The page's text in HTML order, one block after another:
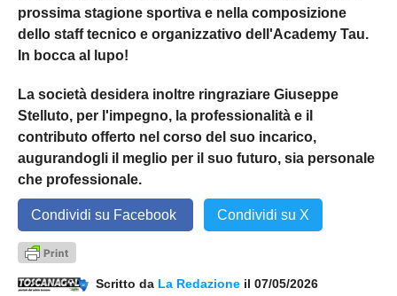
prossima stagione sportiva e nella composizione
dello staff tecnico e organizzativo dell'Academy Tau.
In bocca al lupo!
La società desidera inoltre ringraziare Giuseppe
Stelluto, per l'impegno, la professionalità e il
contributo offerto nel corso del suo incarico,
augurandogli il meglio per il suo futuro, sia personale
che professionale.
Condividi su Facebook Condividi su X
Scritto da La Redazione il 07/05/2026